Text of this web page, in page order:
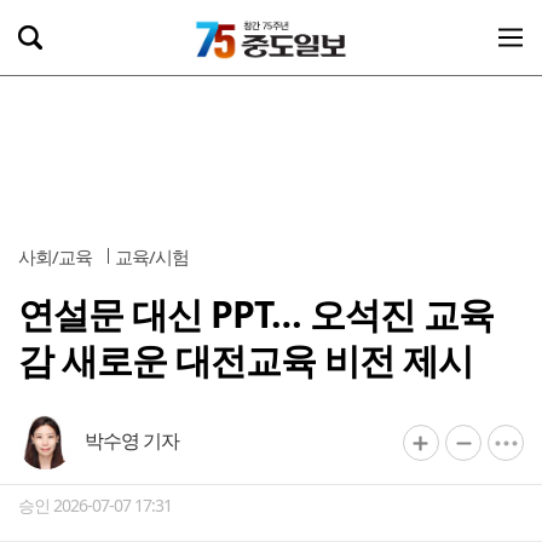
사회/교육 교육/시험
연설문 대신 PPT… 오석진 교육
감 새로운 대전교육 비전 제시
박수영 기자
승인 2026-07-07 17:31